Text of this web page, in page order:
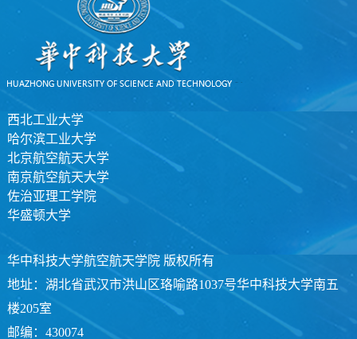
西北工业大学
哈尔滨工业大学
北京航空航天大学
南京航空航天大学
佐治亚理工学院
华盛顿大学
华中科技大学航空航天学院 版权所有
地址：湖北省武汉市洪山区珞喻路1037号华中科技大学南五
楼205室
邮编：430074